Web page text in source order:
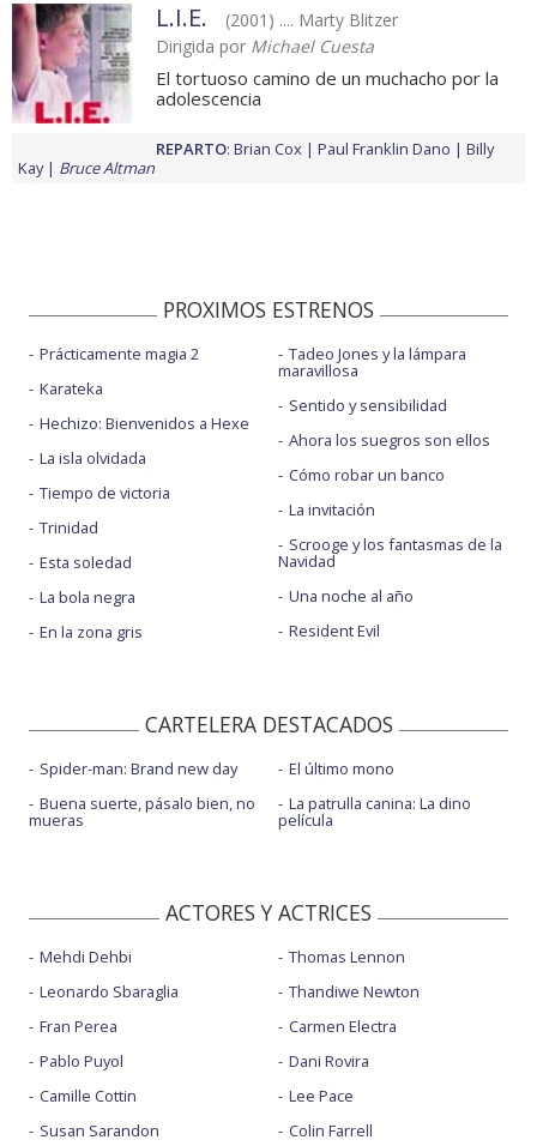
L.I.E.
(2001) .... Marty Blitzer
Dirigida por Michael Cuesta
El tortuoso camino de un muchacho por la
adolescencia
REPARTO: Brian Cox Paul Franklin Dano
Billy
Kay
Bruce Altman
PROXIMOS ESTRENOS
Prácticamente magia 2
Karateka
Hechizo: Bienvenidos a Hexe
La isla olvidada
Tiempo de victoria
Trinidad
Esta soledad
La bola negra
En la zona gris
Tadeo Jones y la lámpara
maravillosa
Sentido y sensibilidad
Ahora los suegros son ellos
Cómo robar un banco
La invitación
Scrooge y los fantasmas de la
Navidad
Una noche al año
Resident Evil
CARTELERA DESTACADOS
Spider-man: Brand new day
Buena suerte, pásalo bien, no
mueras
El último mono
La patrulla canina: La dino
película
ACTORES Y ACTRICES
Mehdi Dehbi
Leonardo Sbaraglia
Fran Perea
Pablo Puyol
Camille Cottin
Susan Sarandon
Thomas Lennon
Thandiwe Newton
Carmen Electra
Dani Rovira
Lee Pace
Colin Farrell